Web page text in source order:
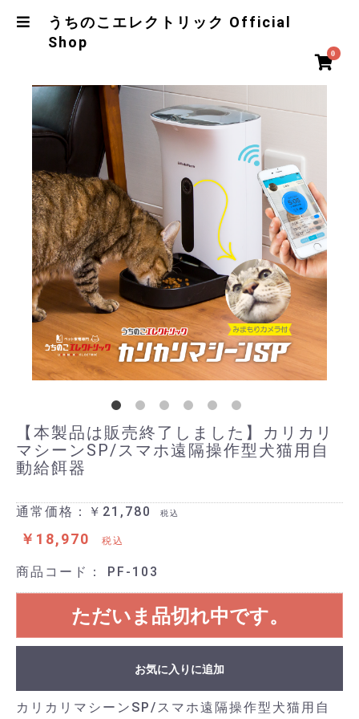
うちのこエレクトリック Official
Shop
0
【本製品は販売終了しました】カリカリ
マシーンSP/スマホ遠隔操作型犬猫用自
動給餌器
通常価格：￥21,780 税込
￥18,970 税込
商品コード： PF-103
ただいま品切れ中です。
お気に入りに追加
カリカリマシーンSP/スマホ遠隔操作型犬猫用自